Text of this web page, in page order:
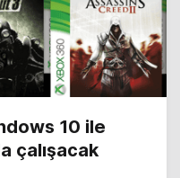
10 ile
çalışacak